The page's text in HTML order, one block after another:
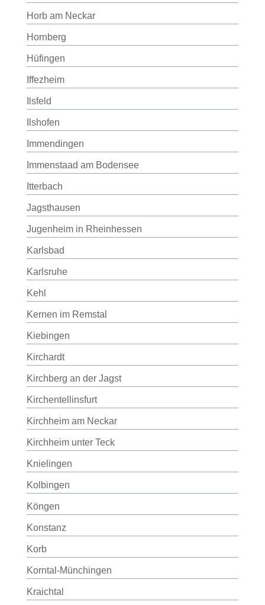
Horb am Neckar
Hornberg
Hüfingen
Iffezheim
Ilsfeld
Ilshofen
Immendingen
Immenstaad am Bodensee
Itterbach
Jagsthausen
Jugenheim in Rheinhessen
Karlsbad
Karlsruhe
Kehl
Kernen im Remstal
Kiebingen
Kirchardt
Kirchberg an der Jagst
Kirchentellinsfurt
Kirchheim am Neckar
Kirchheim unter Teck
Knielingen
Kolbingen
Köngen
Konstanz
Korb
Korntal-Münchingen
Kraichtal